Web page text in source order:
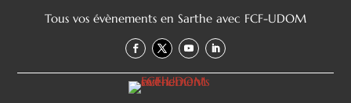
Tous vos évènements en Sarthe avec FCF-UDOM